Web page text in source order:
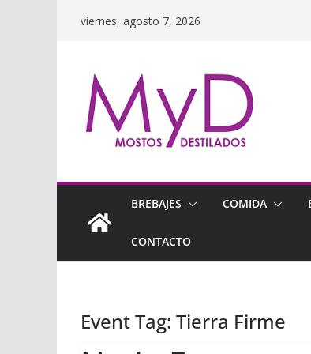
viernes, agosto 7, 2026
BREBAJES COMIDA
CONTACTO
Event Tag: Tierra Firme